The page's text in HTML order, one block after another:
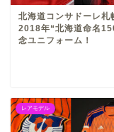
北海道コンサドーレ札
2018年“北海道命名
念ユニフォーム！
レアモデル